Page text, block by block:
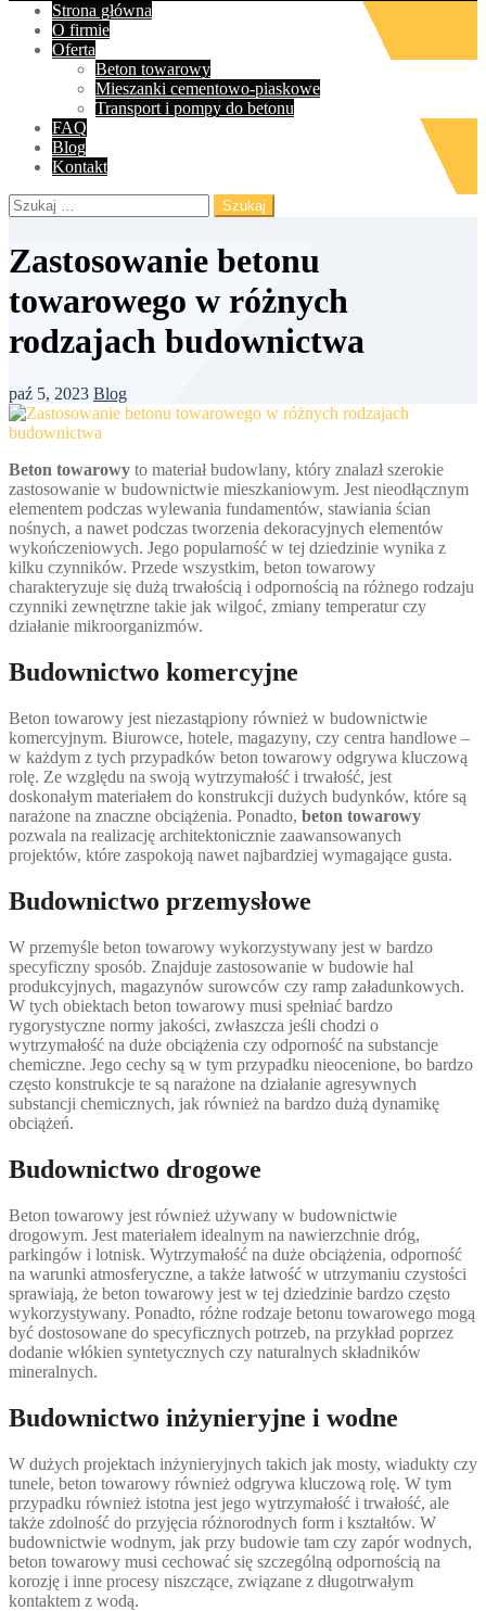
Strona główna
O firmie
Oferta
Beton towarowy
Mieszanki cementowo-piaskowe
Transport i pompy do betonu
FAQ
Blog
Kontakt
Szukaj:
Zastosowanie betonu
towarowego w różnych
rodzajach budownictwa
paź 5, 2023 Blog
Beton towarowy to materiał budowlany, który znalazł szerokie
zastosowanie w budownictwie mieszkaniowym. Jest nieodłącznym
elementem podczas wylewania fundamentów, stawiania ścian
nośnych, a nawet podczas tworzenia dekoracyjnych elementów
wykończeniowych. Jego popularność w tej dziedzinie wynika z
kilku czynników. Przede wszystkim, beton towarowy
charakteryzuje się dużą trwałością i odpornością na różnego rodzaju
czynniki zewnętrzne takie jak wilgoć, zmiany temperatur czy
działanie mikroorganizmów.
Budownictwo komercyjne
Beton towarowy jest niezastąpiony również w budownictwie
komercyjnym. Biurowce, hotele, magazyny, czy centra handlowe –
w każdym z tych przypadków beton towarowy odgrywa kluczową
rolę. Ze względu na swoją wytrzymałość i trwałość, jest
doskonałym materiałem do konstrukcji dużych budynków, które są
narażone na znaczne obciążenia. Ponadto, beton towarowy
pozwala na realizację architektonicznie zaawansowanych
projektów, które zaspokoją nawet najbardziej wymagające gusta.
Budownictwo przemysłowe
W przemyśle beton towarowy wykorzystywany jest w bardzo
specyficzny sposób. Znajduje zastosowanie w budowie hal
produkcyjnych, magazynów surowców czy ramp załadunkowych.
W tych obiektach beton towarowy musi spełniać bardzo
rygorystyczne normy jakości, zwłaszcza jeśli chodzi o
wytrzymałość na duże obciążenia czy odporność na substancje
chemiczne. Jego cechy są w tym przypadku nieocenione, bo bardzo
często konstrukcje te są narażone na działanie agresywnych
substancji chemicznych, jak również na bardzo dużą dynamikę
obciążeń.
Budownictwo drogowe
Beton towarowy jest również używany w budownictwie
drogowym. Jest materiałem idealnym na nawierzchnie dróg,
parkingów i lotnisk. Wytrzymałość na duże obciążenia, odporność
na warunki atmosferyczne, a także łatwość w utrzymaniu czystości
sprawiają, że beton towarowy jest w tej dziedzinie bardzo często
wykorzystywany. Ponadto, różne rodzaje betonu towarowego mogą
być dostosowane do specyficznych potrzeb, na przykład poprzez
dodanie włókien syntetycznych czy naturalnych składników
mineralnych.
Budownictwo inżynieryjne i wodne
W dużych projektach inżynieryjnych takich jak mosty, wiadukty czy
tunele, beton towarowy również odgrywa kluczową rolę. W tym
przypadku również istotna jest jego wytrzymałość i trwałość, ale
także zdolność do przyjęcia różnorodnych form i kształtów. W
budownictwie wodnym, jak przy budowie tam czy zapór wodnych,
beton towarowy musi cechować się szczególną odpornością na
korozję i inne procesy niszczące, związane z długotrwałym
kontaktem z wodą.